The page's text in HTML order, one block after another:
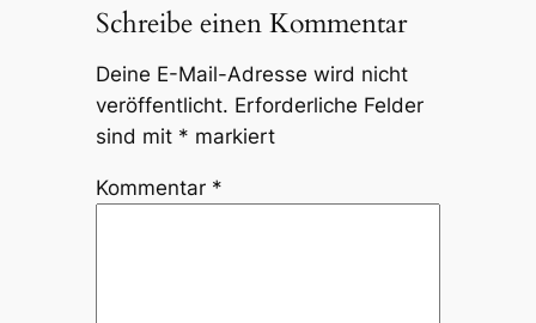
Schreibe einen Kommentar
Deine E-Mail-Adresse wird nicht
veröffentlicht. Erforderliche Felder
sind mit * markiert
Kommentar *